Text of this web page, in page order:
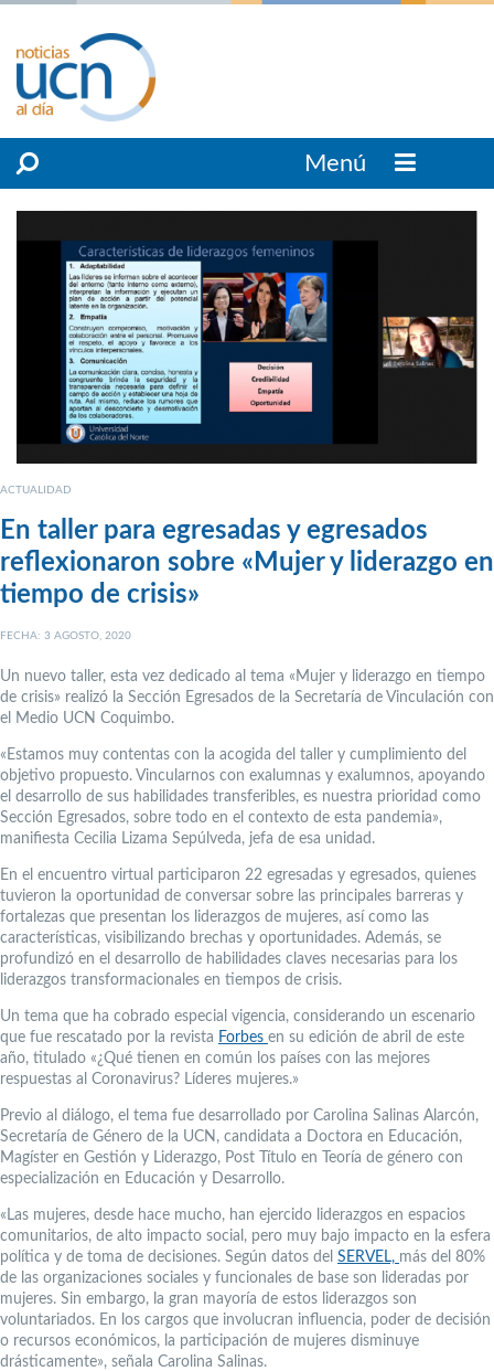
Menú
ACTUALIDAD
En taller para egresadas y egresados
reflexionaron sobre «Mujer y liderazgo en
tiempo de crisis»
FECHA: 3 AGOSTO, 2020
Un nuevo taller, esta vez dedicado al tema «Mujer y liderazgo en tiempo
de crisis» realizó la Sección Egresados de la Secretaría de Vinculación con
el Medio UCN Coquimbo.
«Estamos muy contentas con la acogida del taller y cumplimiento del
objetivo propuesto. Vincularnos con exalumnas y exalumnos, apoyando
el desarrollo de sus habilidades transferibles, es nuestra prioridad como
Sección Egresados, sobre todo en el contexto de esta pandemia»,
manifiesta Cecilia Lizama Sepúlveda, jefa de esa unidad.
En el encuentro virtual participaron 22 egresadas y egresados, quienes
tuvieron la oportunidad de conversar sobre las principales barreras y
fortalezas que presentan los liderazgos de mujeres, así como las
características, visibilizando brechas y oportunidades. Además, se
profundizó en el desarrollo de habilidades claves necesarias para los
liderazgos transformacionales en tiempos de crisis.
Un tema que ha cobrado especial vigencia, considerando un escenario
que fue rescatado por la revista Forbes en su edición de abril de este
año, titulado «¿Qué tienen en común los países con las mejores
respuestas al Coronavirus? Líderes mujeres.»
Previo al diálogo, el tema fue desarrollado por Carolina Salinas Alarcón,
Secretaría de Género de la UCN, candidata a Doctora en Educación,
Magíster en Gestión y Liderazgo, Post Título en Teoría de género con
especialización en Educación y Desarrollo.
«Las mujeres, desde hace mucho, han ejercido liderazgos en espacios
comunitarios, de alto impacto social, pero muy bajo impacto en la esfera
política y de toma de decisiones. Según datos del SERVEL, más del 80%
de las organizaciones sociales y funcionales de base son lideradas por
mujeres. Sin embargo, la gran mayoría de estos liderazgos son
voluntariados. En los cargos que involucran influencia, poder de decisión
o recursos económicos, la participación de mujeres disminuye
drásticamente», señala Carolina Salinas.